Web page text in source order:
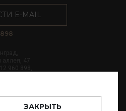
E-MAIL
47
960 898,
ЗАКРЫТЬ